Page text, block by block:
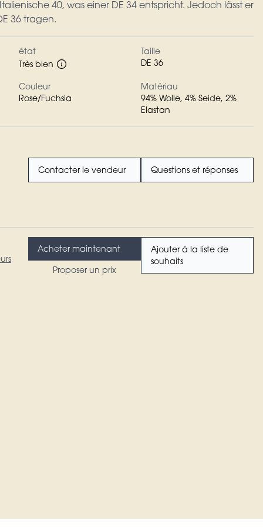
40, was einer DE 34 entspricht. Jedoch lässt er
36 tragen.
état
Très bien
Taille
DE 36
Couleur
Rose/Fuchsia
Matériau
94% Wolle, 4% Seide, 2%
Elastan
Contacter le vendeur Questions et réponses
Acheter maintenant
Proposer un prix
Ajouter à la liste de
souhaits